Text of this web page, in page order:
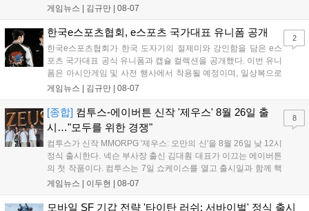
어 등 주요 게임의 피규어, 굿즈를 구매할 수 있습니다. 신상품이 순차적
용 가능합니다....
게임뉴스 | 김규만 08-07
한국e스포츠협회, e스포츠 국가대표 유니폼 공개
한국e스포츠협회가 한국 도자기의 절제미와 강인함을 담은 e스
포츠 국가대표 공식 유니폼과 캡슐 컬렉션을 공개했다. 이번 유니
폼은 아시안게임 및 사전 행사에서 착용될 예정이며, 일상복으로
구성된 컬렉션은 오는 8월 28일부터 골스튜디오 공식 홈페이지
서는 대회 규정에 따라 별도의 유니폼을 착용할 계획이다....
게임뉴스 | 김규만 08-07
2
[종합] 컴투스-에이버튼 신작 '제우스' 8월 26일 출
시…"모두를 위한 경쟁"
컴투스가 신작 MMORPG '제우스: 오만의 신'을 8월 26일 낮 12시
정식 출시한다. 넥슨 부사장 출신 김대훤 대표가 이끄는 에이버튼
의 첫 작품이다. 컴투스는 7일 쇼케이스를 열고 출시일과 함께 핵
심 콘텐츠, 유료화 정책, 운영 방향을 공개했다. 캐릭터명 선점은
의 오만으로 균열이...
게임뉴스 | 이두현 08-07
8
모바일 SF 기갑 전략 '타이탄 러쉬: 서바이벌' 정식 출시